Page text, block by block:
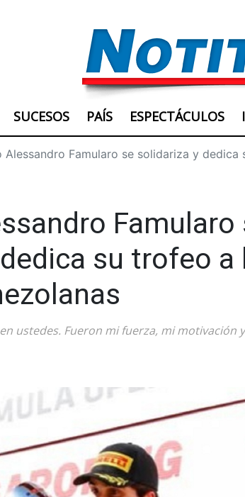
SUCESOS PAÍS ESPECTÁCULOS
Alessandro Famularo se solidariza y
Famularo
su trofeo a
ustedes. Fueron mi fuerza, mi motivación